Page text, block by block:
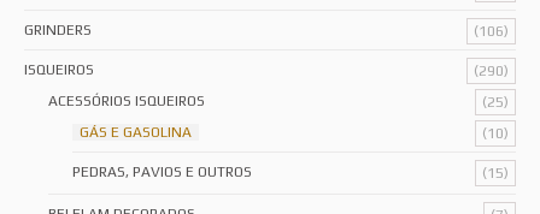
GRINDERS (106)
ISQUEIROS
(290)
ACESSÓRIOS ISQUEIROS
(25)
GÁS E GASOLINA
(10)
PEDRAS, PAVIOS E OUTROS (15)